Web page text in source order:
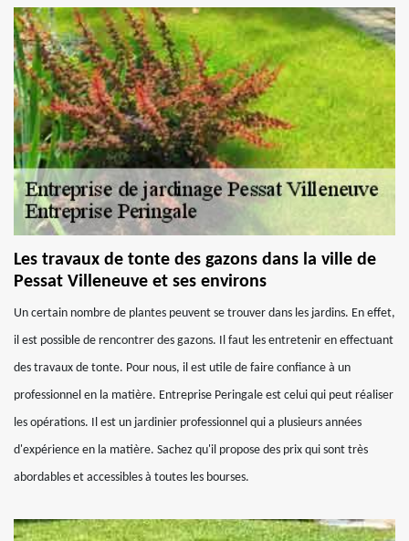
Les travaux de tonte des gazons dans la ville de
Pessat Villeneuve et ses environs
Un certain nombre de plantes peuvent se trouver dans les jardins. En effet,
il est possible de rencontrer des gazons. Il faut les entretenir en effectuant
des travaux de tonte. Pour nous, il est utile de faire confiance à un
professionnel en la matière. Entreprise Peringale est celui qui peut réaliser
les opérations. Il est un jardinier professionnel qui a plusieurs années
d'expérience en la matière. Sachez qu'il propose des prix qui sont très
abordables et accessibles à toutes les bourses.